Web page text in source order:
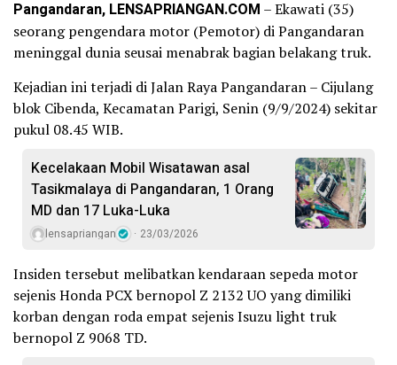
Pangandaran, LENSAPRIANGAN.COM – Ekawati (35)
seorang pengendara motor (Pemotor) di Pangandaran
meninggal dunia seusai menabrak bagian belakang truk.
Kejadian ini terjadi di Jalan Raya Pangandaran – Cijulang
blok Cibenda, Kecamatan Parigi, Senin (9/9/2024) sekitar
pukul 08.45 WIB.
Kecelakaan Mobil Wisatawan asal
Tasikmalaya di Pangandaran, 1 Orang
MD dan 17 Luka-Luka
lensapriangan 23/03/2026
Insiden tersebut melibatkan kendaraan sepeda motor
sejenis Honda PCX bernopol Z 2132 UO yang dimiliki
korban dengan roda empat sejenis Isuzu light truk
bernopol Z 9068 TD.